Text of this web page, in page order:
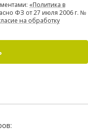
«Политика в
ФЗ от 27 июля 2006 г. №
на обработку